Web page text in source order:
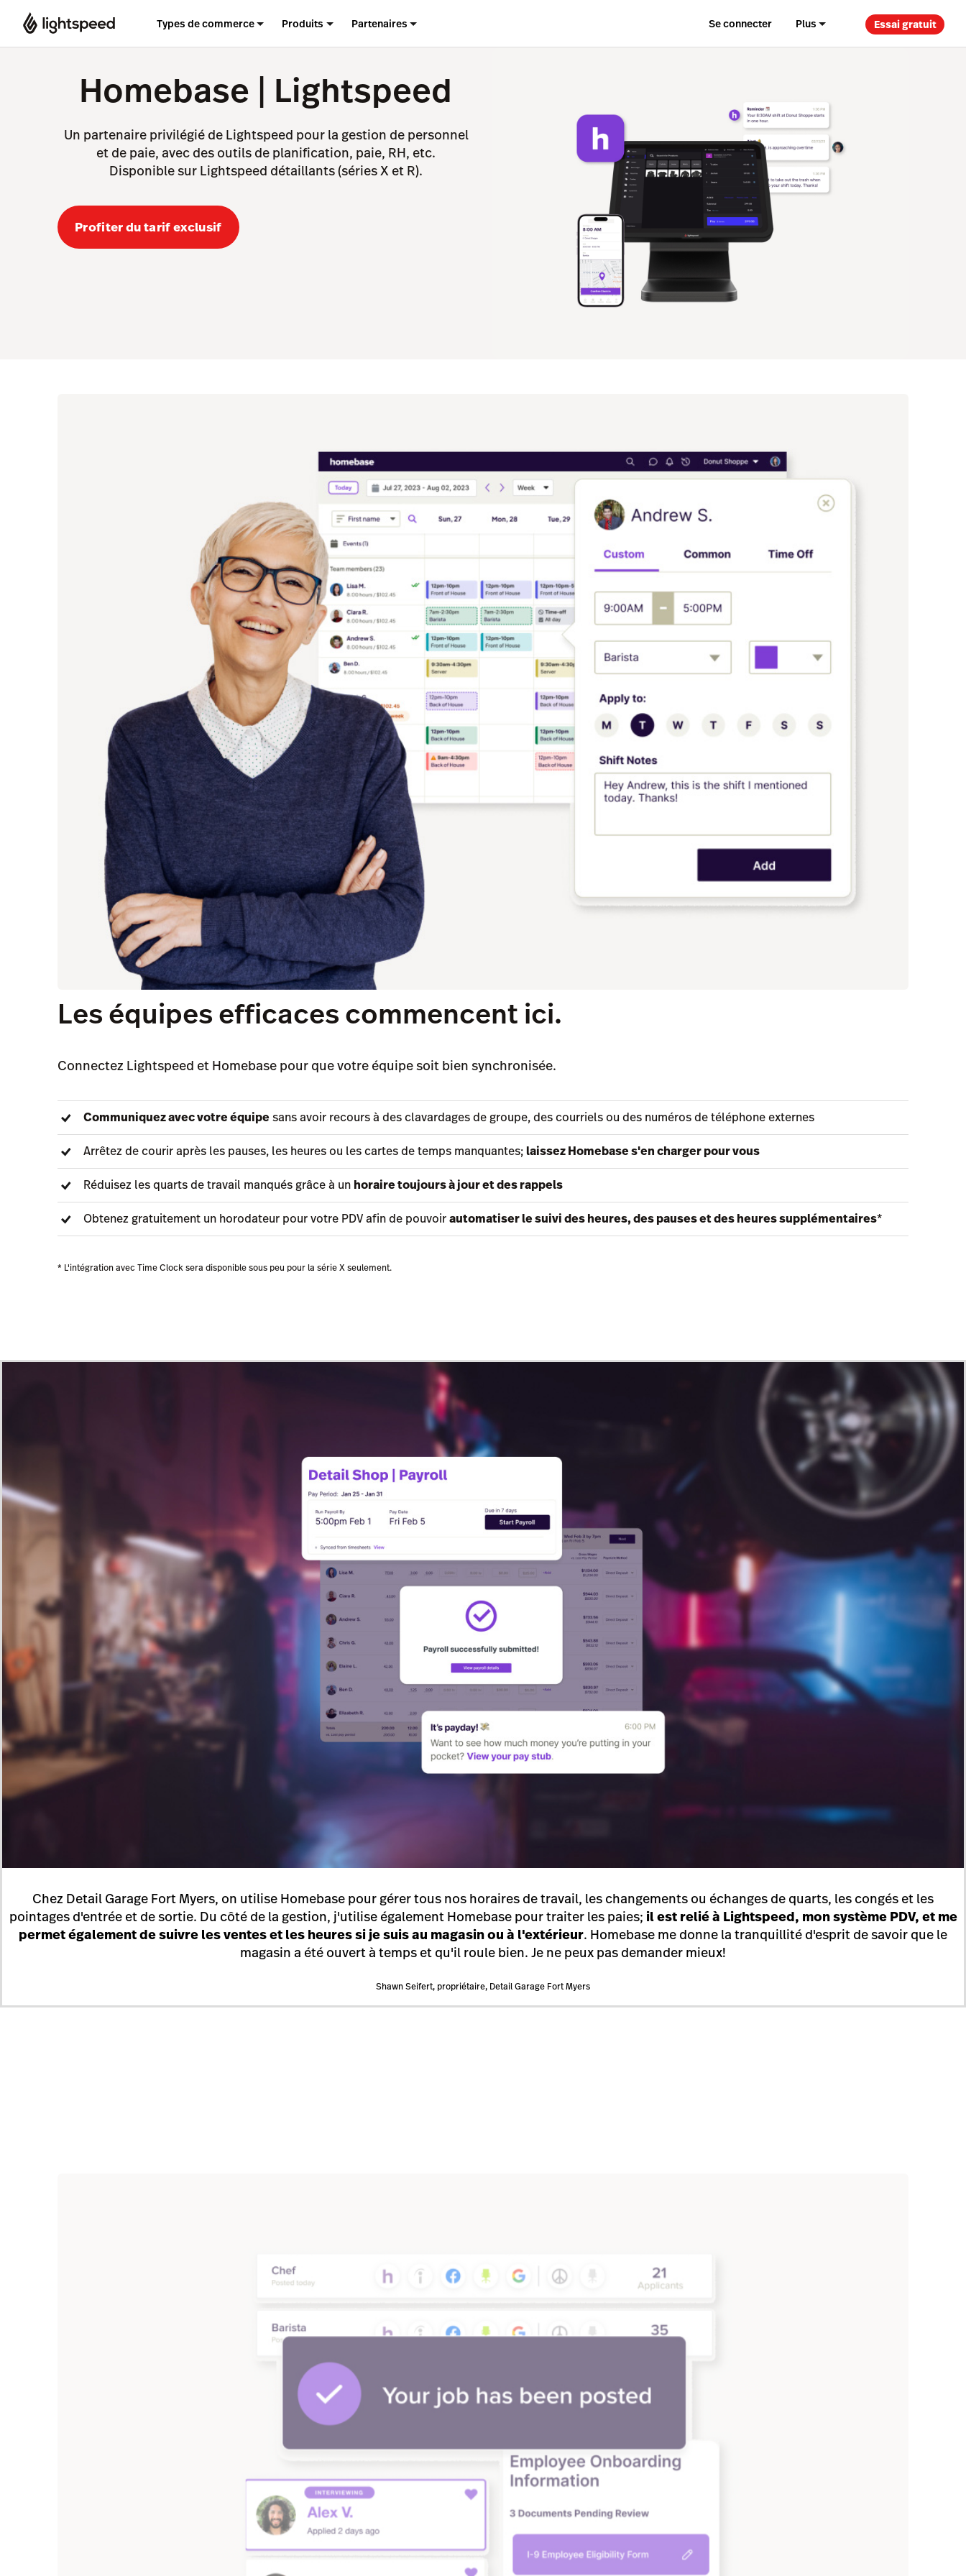
Types de commerce Produits Partenaires Se connecter Plus Essai gratuit
Homebase | Lightspeed
Un partenaire privilégié de Lightspeed pour la gestion de personnel
et de paie, avec des outils de planification, paie, RH, etc.
Disponible sur Lightspeed détaillants (séries X et R).
Profiter du tarif exclusif
Les équipes efficaces commencent ici.
Connectez Lightspeed et Homebase pour que votre équipe soit bien synchronisée.
Communiquez avec votre équipesans avoir recours à des clavardages de groupe, des courriels ou des numéros de téléphone externes
Arrêtez de courir après les pauses, les heures ou les cartes de temps manquantes;laissez Homebase s'en charger pour vous
Réduisez les quarts de travail manqués grâce à un horaire toujours à jour et des rappels
Obtenez gratuitement un horodateur pour votre PDV afin de pouvoirautomatiser le suivi des heures, des pauses et des heures supplémentaires*
* L'intégration avec Time Clock sera disponible sous peu pour la série X seulement.
Chez Detail Garage Fort Myers, on utilise Homebase pour gérer tous nos horaires de travail, les changements ou échanges de quarts, les congés et les
pointages d'entrée et de sortie. Du côté de la gestion, j'utilise également Homebase pour traiter les paies; il est relié à Lightspeed, mon système PDV, et me
permet également de suivre les ventes et les heures si je suis au magasin ou à l'extérieur. Homebase me donne la tranquillité d'esprit de savoir que le
magasin a été ouvert à temps et qu'il roule bien. Je ne peux pas demander mieux!
Shawn Seifert, propriétaire, Detail Garage Fort Myers